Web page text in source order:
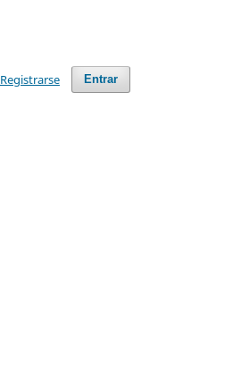
Entrar
Registrarse